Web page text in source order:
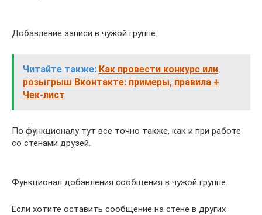
Добавление записи в чужой группе.
Читайте также: Как провести конкурс или
розыгрыш Вконтакте: примеры, правила +
Чек-лист
По функционалу тут все точно также, как и при работе
со стенами друзей.
Функционал добавления сообщения в чужой группе.
Если хотите оставить сообщение на стене в других